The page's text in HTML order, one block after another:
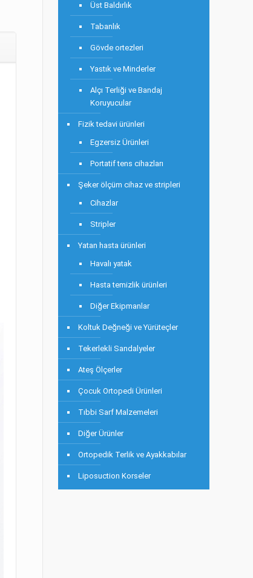
Üst Baldırlık
Tabanlık
Gövde ortezleri
Yastık ve Minderler
Alçı Terliği ve Bandaj
Koruyucular
Fizik tedavi ürünleri
Egzersiz Ürünleri
Portatif tens cihazları
Şeker ölçüm cihaz ve stripleri
Cihazlar
Stripler
Yatan hasta ürünleri
Havalı yatak
Hasta temizlik ürünleri
Diğer Ekipmanlar
Koltuk Değneği ve Yürüteçler
Tekerlekli Sandalyeler
Ateş Ölçerler
Çocuk Ortopedi Ürünleri
Tıbbi Sarf Malzemeleri
Diğer Ürünler
Ortopedik Terlik ve Ayakkabılar
Liposuction Korseler